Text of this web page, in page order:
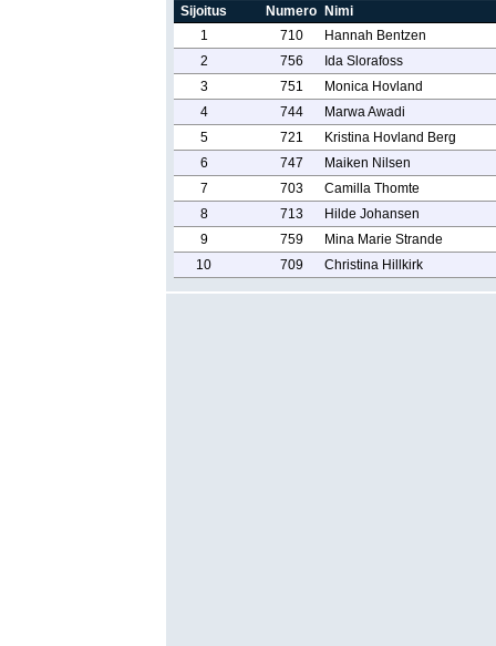
Sijoitus Numero
Nimi
1
710
Hannah Bentzen
2
756
Ida Slorafoss
3
751
Monica Hovland
4
744
Marwa Awadi
5
721
Kristina Hovland Berg
6
747
Maiken Nilsen
7
703
Camilla Thomte
8
713
Hilde Johansen
9
759
Mina Marie Strande
10
709 Christina Hillkirk